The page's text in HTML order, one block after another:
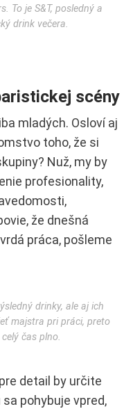
To je S&T, posledný a
drink večera.
scény
mladých. Osloví aj
toho, že si
Nuž, my by
profesionality,
že dnešná
práca, pošleme
drinky, ale aj ich
majstra pri práci, preto
čas plno.
detail by určite
pohybuje vpred,